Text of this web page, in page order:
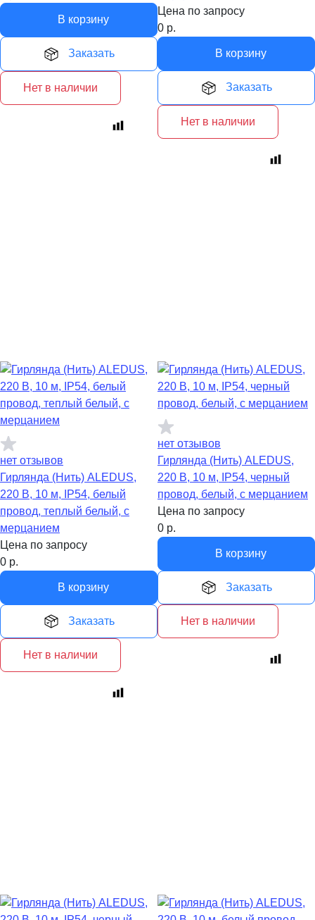
В корзину
Заказать
Нет в наличии
Цена по запросу
0 р.
В корзину
Заказать
Нет в наличии
нет отзывов
Гирлянда (Нить) ALEDUS,
220 В, 10 м, IP54, белый
провод, теплый белый, с
мерцанием
Цена по запросу
0 р.
В корзину
Заказать
Нет в наличии
нет отзывов
Гирлянда (Нить) ALEDUS,
220 В, 10 м, IP54, черный
провод, белый, с мерцанием
Цена по запросу
0 р.
В корзину
Заказать
Нет в наличии